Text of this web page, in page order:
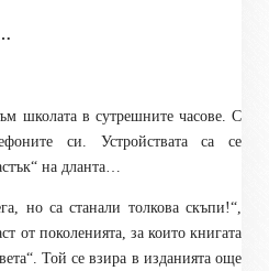
школата в сутрешните часове. С
си. Устройствата са се
на дланта…
но са станали толкова скъпи!“,
от поколенията, за които книгата
Той се взира в изданията още